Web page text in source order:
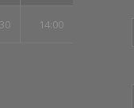
14:00